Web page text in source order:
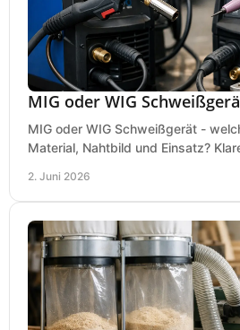
MIG oder WIG
MIG oder WIG Schweißgerät -
Material, Nahtbild und Einsatz?
2. Juni 2026